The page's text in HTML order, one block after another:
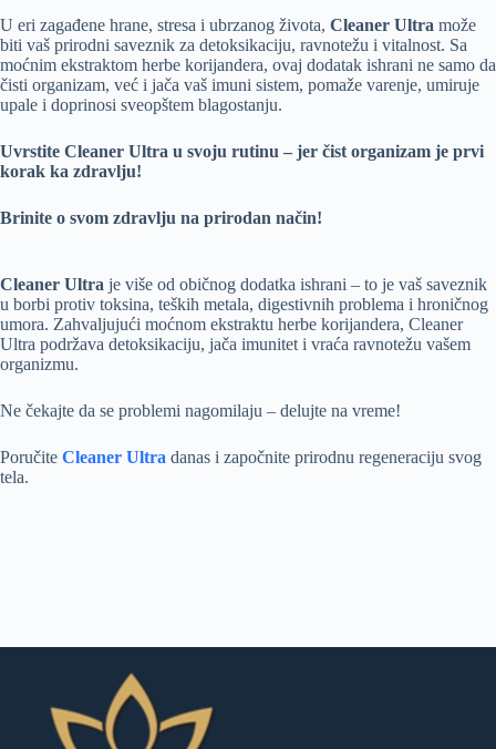
U eri zagađene hrane, stresa i ubrzanog života, Cleaner Ultra može
biti vaš prirodni saveznik za detoksikaciju, ravnotežu i vitalnost. Sa
moćnim ekstraktom herbe korijandera, ovaj dodatak ishrani ne samo da
čisti organizam, već i jača vaš imuni sistem, pomaže varenje, umiruje
upale i doprinosi sveopštem blagostanju.
Uvrstite Cleaner Ultra u svoju rutinu – jer čist organizam je prvi
korak ka zdravlju!
Brinite o svom zdravlju na prirodan način!
Cleaner Ultra je više od običnog dodatka ishrani – to je vaš saveznik
u borbi protiv toksina, teških metala, digestivnih problema i hroničnog
umora. Zahvaljujući moćnom ekstraktu herbe korijandera, Cleaner
Ultra podržava detoksikaciju, jača imunitet i vraća ravnotežu vašem
organizmu.
Ne čekajte da se problemi nagomilaju – delujte na vreme!
Poručite Cleaner Ultra danas i započnite prirodnu regeneraciju svog
tela.